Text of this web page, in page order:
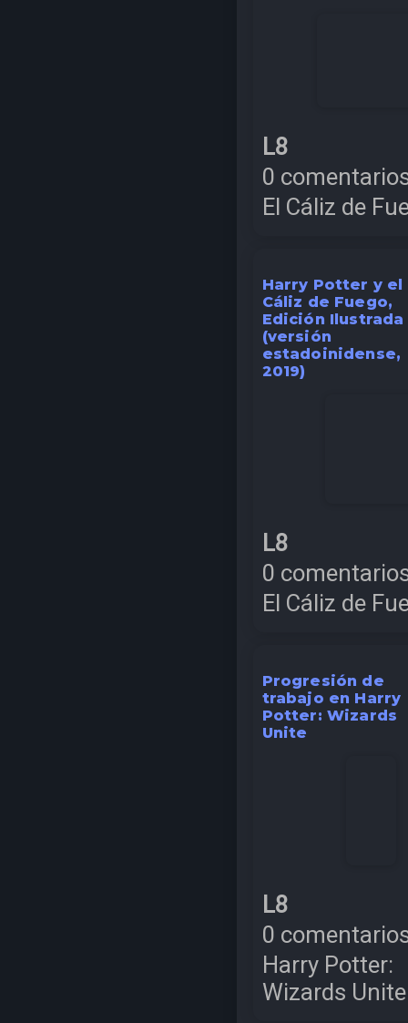
L8
0
El Cáliz de
Harry Potter y el
Cáliz de Fuego,
Edición Ilustrada
(versión
estadoinidense,
2019)
L8
0
El Cáliz de
Progresión de
trabajo en Harry
Potter: Wizards
Unite
L8
0
Harry Potter:
Wizards Unite